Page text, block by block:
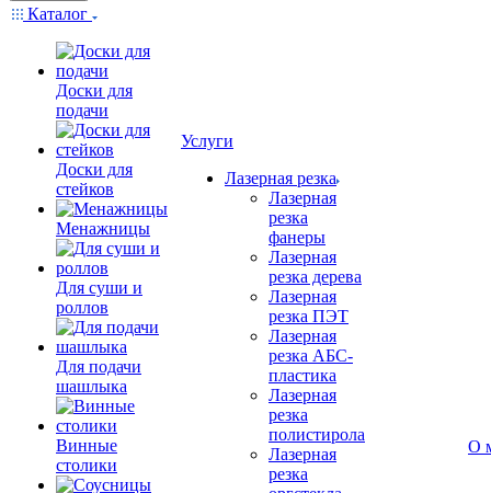
Каталог
Доски для
подачи
Доски для
стейков
Менажницы
Для суши и
роллов
Для подачи
шашлыка
Винные
столики
Услуги
Лазерная резка
Лазерная
резка
фанеры
Лазерная
резка дерева
Лазерная
резка ПЭТ
Лазерная
резка АБС-
пластика
Лазерная
резка
полистирола
Лазерная
резка
О